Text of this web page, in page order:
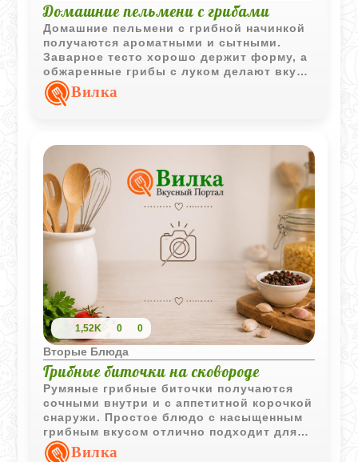
Домашние пельмени с грибами
Домашние пельмени с грибной начинкой
получаются ароматными и сытными.
Заварное тесто хорошо держит форму, а
обжаренные грибы с луком делают вкус
насыщенным и ярким.
Вилка
1,52K 0 0
Вторые Блюда
Грибные биточки на сковороде
Румяные грибные биточки получаются
сочными внутри и с аппетитной корочкой
снаружи. Простое блюдо с насыщенным
грибным вкусом отлично подходит для
домашнего обеда или ужина.
Вилка